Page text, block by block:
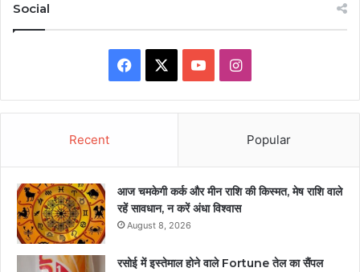
Social
Facebook YouTubeInstagram
Recent Popular
आज चमकेगी कर्क और मीन राशि की किस्मत, मेष राशि वाले
रहें सावधान, न करें अंधा विश्वास
August 8, 2026
रसोई में इस्तेमाल होने वाले Fortune तेल का सैंपल